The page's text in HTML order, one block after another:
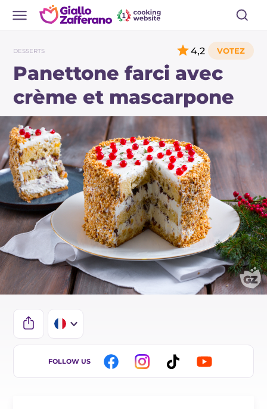
DESSERTS
Panettone farci avec
crème et mascarpone
4,2
IT
FOLLOW US